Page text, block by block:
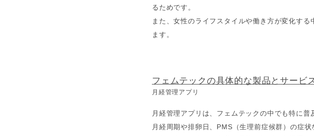
るためです。
また、女性のライフスタイルや働き方が変化す
ます。
フェムテックの具体的な製品とサービ
月経管理アプリ
月経管理アプリは、フェムテックの中でも特に普
月経周期や排卵日、PMS（生理前症候群）の症